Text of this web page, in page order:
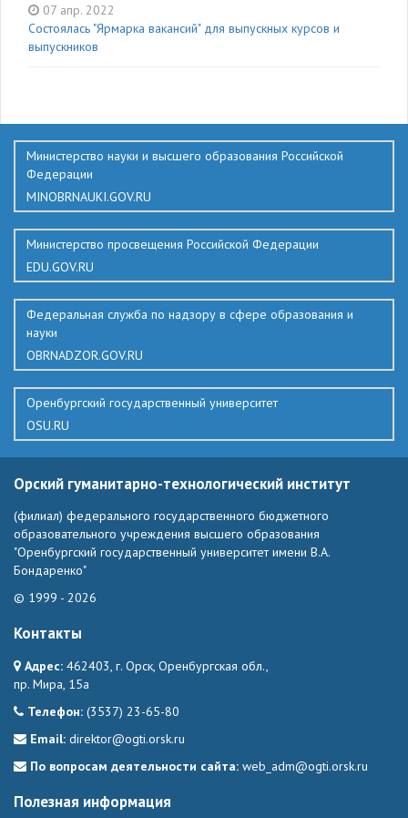
07 апр. 2022
Состоялась "Ярмарка вакансий" для выпускных курсов и
выпускников
Министерство науки и высшего образования Российской
Федерации
MINOBRNAUKI.GOV.RU
Министерство просвещения Российской Федерации
EDU.GOV.RU
Федеральная служба по надзору в сфере образования и
науки
OBRNADZOR.GOV.RU
Оренбургский государственный университет
OSU.RU
Орский гуманитарно-технологический институт
(филиал) федерального государственного бюджетного
образовательного учреждения высшего образования
"Оренбургский государственный университет имени В.А.
Бондаренко"
© 1999 - 2026
Контакты
Адрес: 462403, г. Орск, Оренбургская обл.,
пр. Мира, 15а
Телефон: (3537) 23-65-80
Email: direktor@ogti.orsk.ru
По вопросам деятельности сайта: web_adm@ogti.orsk.ru
Полезная информация